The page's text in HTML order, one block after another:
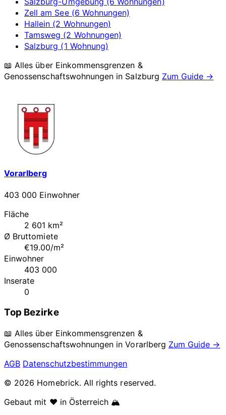
Zell am See (6 Wohnungen)
Hallein (2 Wohnungen)
Tamsweg (2 Wohnungen)
Salzburg (1 Wohnung)
📖 Alles über Einkommensgrenzen &
Genossenschaftswohnungen in Salzburg Zum Guide →
Vorarlberg
403 000 Einwohner
Fläche
2 601 km²
Ø Bruttomiete
€19.00/m²
Einwohner
403 000
Inserate
0
Top Bezirke
📖 Alles über Einkommensgrenzen &
Genossenschaftswohnungen inVorarlberg Zum Guide →
AGB Datenschutzbestimmungen
© 2026 Homebrick. All rights reserved.
Gebaut mit ❤️ in Österreich 🏔️